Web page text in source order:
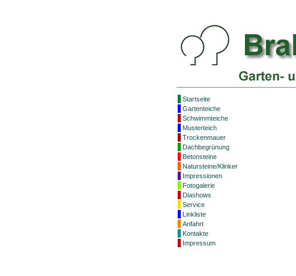
Startseite
Gartenteiche
Schwimmteiche
Musterteich
Trockenmauer
Dachbegrünung
Betonsteine
Natursteine/Klinker
Impressionen
Fotogalerie
Diashows
Service
Linkliste
Anfahrt
Kontakte
Impressum